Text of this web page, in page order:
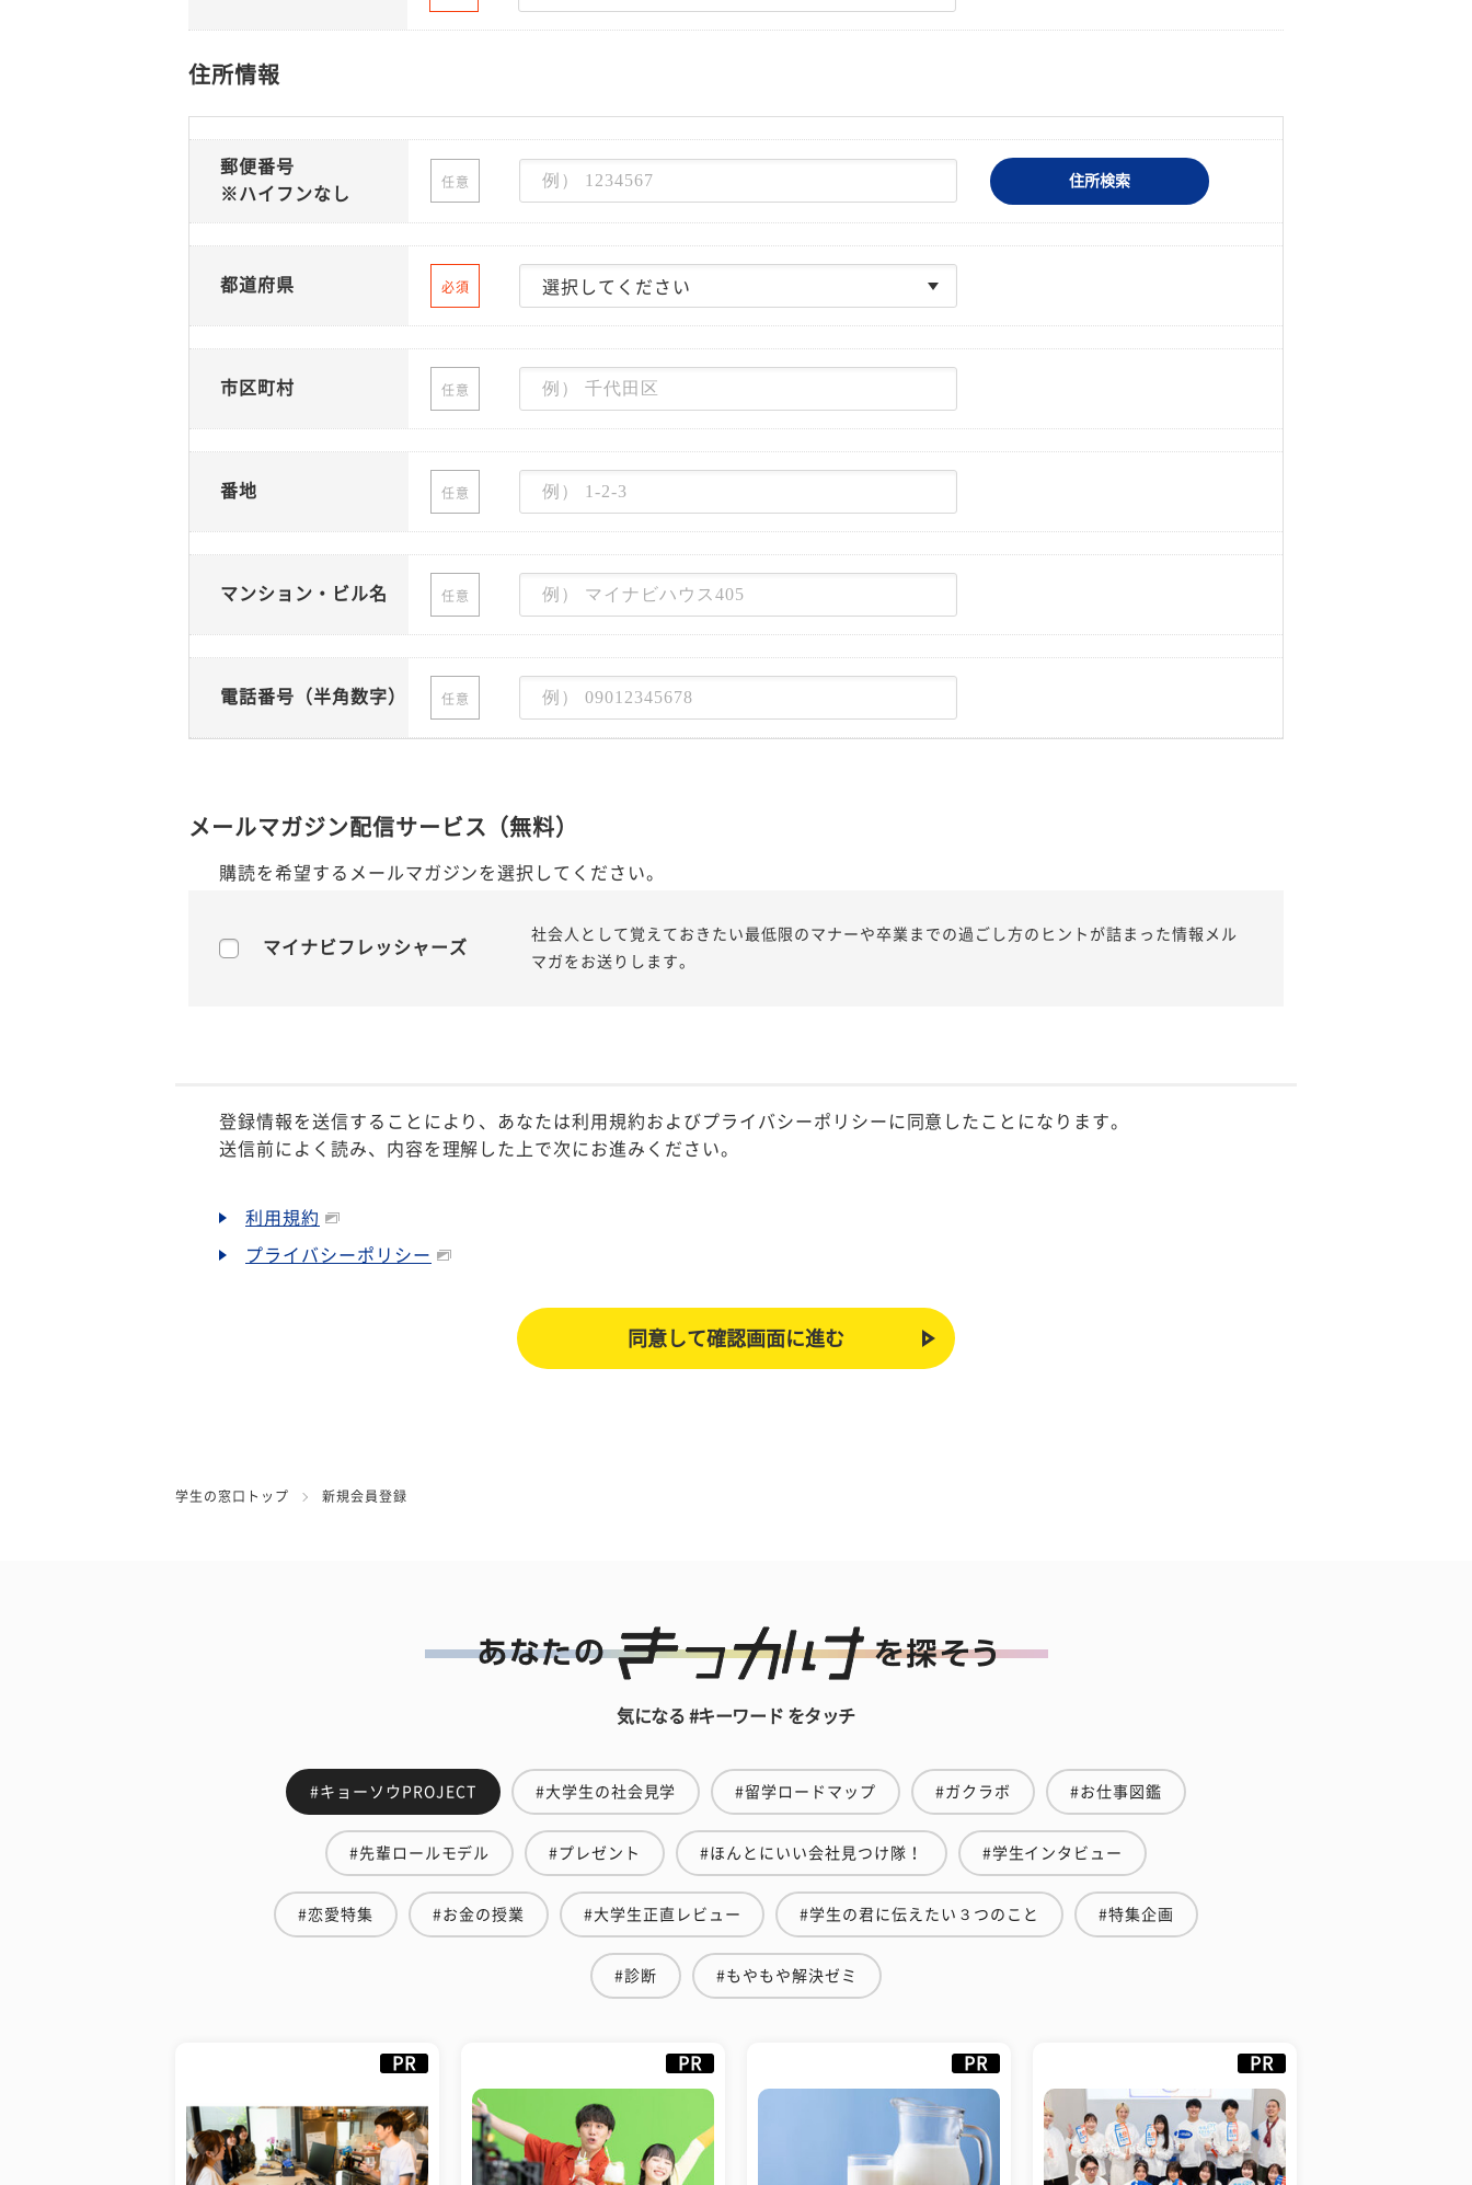
住所情報
郵便番号
※ハイフンなし
任意 住所検索
都道府県 必須
市区町村 任意
番地 任意
マンション・ビル名 任意
電話番号（半角数字） 任意
メールマガジン配信サービス（無料）
購読を希望するメールマガジンを選択してください。
マイナビフレッシャーズ
社会人として覚えておきたい最低限のマナーや卒業までの過ごし方のヒントが詰まった情報メル
マガをお送りします。
登録情報を送信することにより、あなたは利用規約およびプライバシーポリシーに同意したことになります。
送信前によく読み、内容を理解した上で次にお進みください。
利用規約
プライバシーポリシー
学生の窓口トップ 新規会員登録
気になる #キーワード をタッチ
#キョーソウPROJECT #大学生の社会見学 #留学ロードマップ #ガクラボ #お仕事図鑑
#先輩ロールモデル #プレゼント #ほんとにいい会社見つけ隊！ #学生インタビュー
#恋愛特集 #お金の授業 #大学生正直レビュー #学生の君に伝えたい３つのこと #特集企画
#診断 #もやもや解決ゼミ
PR PR PR PR